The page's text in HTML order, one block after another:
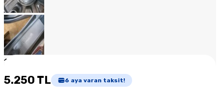
1
5.250 TL 6 aya varan taksit!